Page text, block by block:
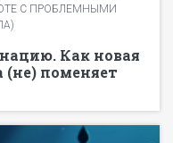
С ПРОБЛЕМНЫМИ
Как новая
(не) поменяет